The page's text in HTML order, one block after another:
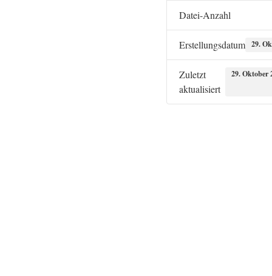
Datei-Anzahl
Erstellungsdatum 29.
Zuletzt
aktualisiert
29. Oktober